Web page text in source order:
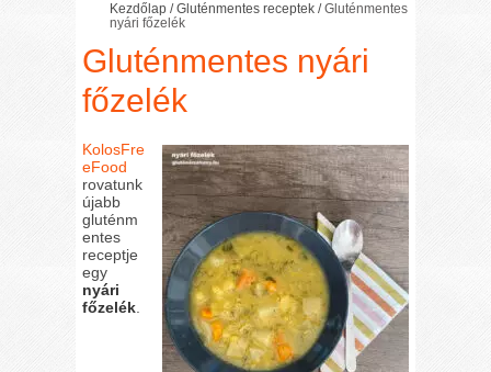
Kezdőlap /Gluténmentes receptek /Gluténmentes
nyári főzelék
Gluténmentes nyári
főzelék
KolosFre
eFood
rovatunk
újabb
gluténm
entes
receptje
egy
nyári
főzelék